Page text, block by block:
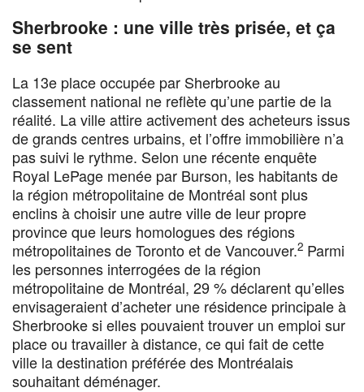
Sherbrooke : une ville très prisée, et ça
se sent
La 13e place occupée par Sherbrooke au
classement national ne reflète qu’une partie de la
réalité. La ville attire activement des acheteurs issus
de grands centres urbains, et l’offre immobilière n’a
pas suivi le rythme. Selon une récente enquête
Royal LePage menée par Burson, les habitants de
la région métropolitaine de Montréal sont plus
enclins à choisir une autre ville de leur propre
province que leurs homologues des régions
métropolitaines de Toronto et de Vancouver.2 Parmi
les personnes interrogées de la région
métropolitaine de Montréal, 29 % déclarent qu’elles
envisageraient d’acheter une résidence principale à
Sherbrooke si elles pouvaient trouver un emploi sur
place ou travailler à distance, ce qui fait de cette
ville la destination préférée des Montréalais
souhaitant déménager.